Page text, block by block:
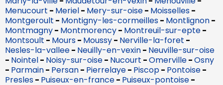
Menucourt - Meriel- Mery-sur-oise- Moisselles-
Montgeroult - Montigny-les-cormeilles- Montlignon-
Montmagny- Montmorency- Montreuil-sur-epte-
Montsoult - Mours- Moussy- Nerville-la-foret -
Nesles-la-vallee- Neuilly-en-vexin- Neuville-sur-oise
- Nointel- Noisy-sur-oise- Nucourt -Omerville-Osny
- Parmain- Persan- Pierrelaye- Piscop- Pontoise-
Presles- Puiseux-en-france- Puiseux-pontoise-